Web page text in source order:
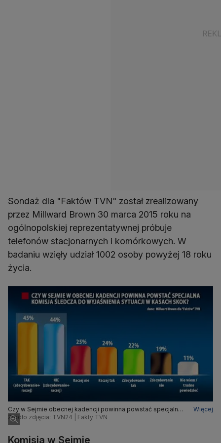
Sondaż dla "Faktów TVN" został zrealizowany
przez Millward Brown 30 marca 2015 roku na
ogólnopolskiej reprezentatywnej próbuje
telefonów stacjonarnych i komórkowych. W
badaniu wzięły udział 1002 osoby powyżej 18 roku
życia.
Czy w Sejmie obecnej kadencji powinna powstać specjalna
komisja śledcza do wyjaśnienia sytuacji w kasach SKOK?
Więcej
Źródło zdjęcia: TVN24 | Fakty TVN
Komisja w Sejmie